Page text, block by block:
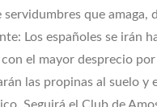
que amaga,
Los españoles se irán
el mayor desprecio
las propinas al suelo y